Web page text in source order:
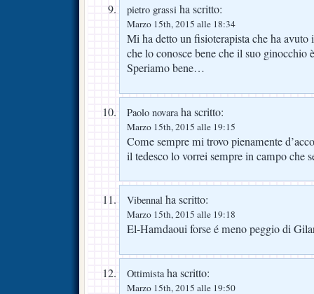
pietro grassi ha scritto:
Marzo 15th, 2015 alle 18:34
Mi ha detto un fisioterapista che ha
che lo conosce bene che il suo ginocchio
Speriamo bene…
Paolo novaraha scritto:
Marzo 15th, 2015 alle 19:15
Come sempre mi trovo pienamente
il tedesco lo vorrei sempre in campo che
Vibennal ha scritto:
Marzo 15th, 2015 alle 19:18
El-Hamdaoui forse é meno peggio di
Ottimistaha scritto:
Marzo 15th, 2015 alle 19:50